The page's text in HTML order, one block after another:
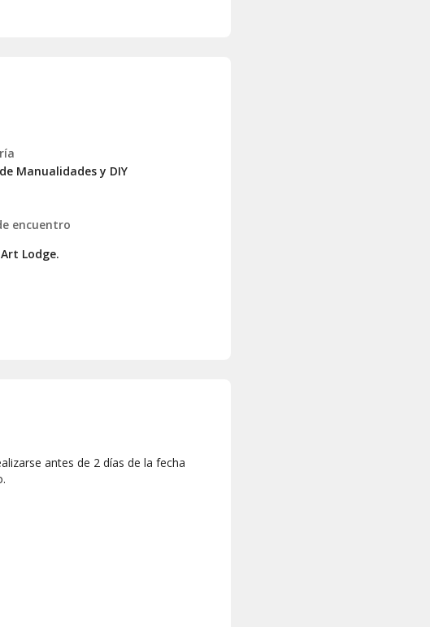
Manualidades y DIY
encuentro
Lodge.
antes de 2 días de la fecha